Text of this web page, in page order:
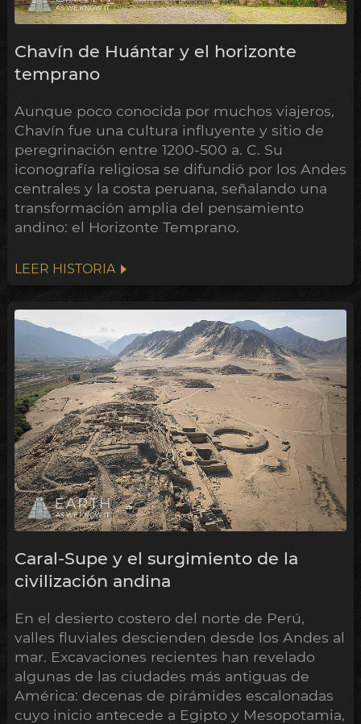
Chavín de Huántar y el horizonte
temprano
Aunque poco conocida por muchos viajeros,
Chavín fue una cultura influyente y sitio de
peregrinación entre 1200-500 a. C. Su
iconografía religiosa se difundió por los Andes
centrales y la costa peruana, señalando una
transformación amplia del pensamiento
andino: el Horizonte Temprano.
LEER HISTORIA
Caral-Supe y el surgimiento de la
civilización andina
En el desierto costero del norte de Perú,
valles fluviales descienden desde los Andes al
mar. Excavaciones recientes han revelado
algunas de las ciudades más antiguas de
América: decenas de pirámides escalonadas
cuyo inicio antecede a Egipto y Mesopotamia,